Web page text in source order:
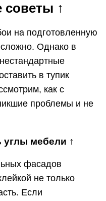
↑
на подготовленную
Однако в
в тупик
как с
проблемы и не
углы мебели ↑
фасадов
не только
Если